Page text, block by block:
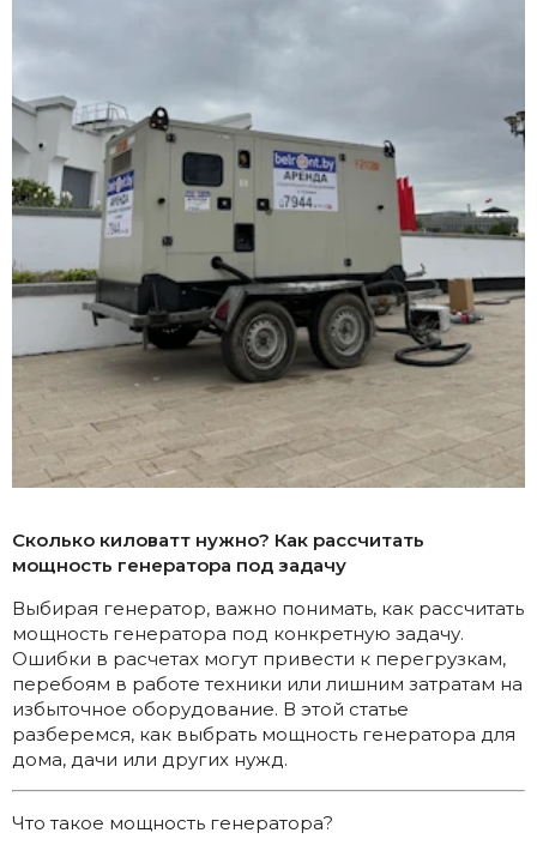
Сколько киловатт нужно? Как рассчитать
мощность генератора под задачу
Выбирая генератор, важно понимать, как рассчитать
мощность генератора под конкретную задачу.
Ошибки в расчетах могут привести к перегрузкам,
перебоям в работе техники или лишним затратам на
избыточное оборудование. В этой статье
разберемся, как выбрать мощность генератора для
дома, дачи или других нужд.
Что такое мощность генератора?